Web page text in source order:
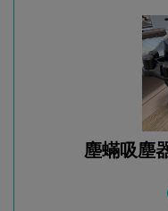
塵蟎吸塵